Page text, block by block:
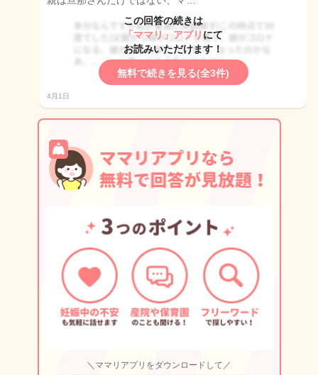
この回答の続きは
「ママリ」アプリ にて
お読みいただけます！
無料で続きを見る(全3件)
4月1日
＼ママリアプリをダウンロードして／